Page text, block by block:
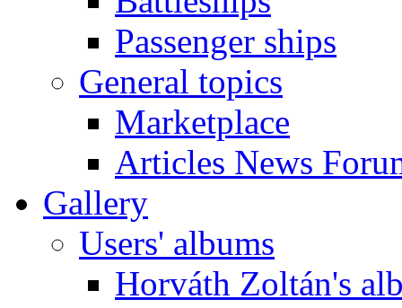
Passenger ships
General topics
Marketplace
Articles News
Gallery
Users' albums
Horváth Zoltán's